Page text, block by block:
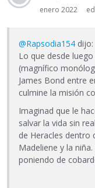
enero 2022
@Rapsodia154 dijo:
Lo que desde
(magnífico
James Bond entre
culmine la misión
Imaginad que le
salvar la vida sin
de Heracles dentro
Madeliene y la
poniendo de